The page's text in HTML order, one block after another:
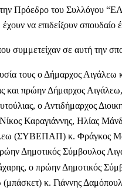
Πρόεδρο του Συλλόγου
να επιδείξουν σπουδαίο
συμμετείχαν σε αυτή την
τους ο Δήμαρχος
και πρώην Δήμαρχος
ο Αντιδήμαρχος
Καραγιάννης, Ηλίας
(ΣΥΒΕΠΑΠ) κ. Φράγκος
Δημοτικός Σύμβουλος
ο πρώην Δημοτικός
κ. Γιάννης